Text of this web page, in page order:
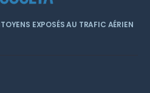
EXPOSÉS AU TRAFIC AÉRIEN